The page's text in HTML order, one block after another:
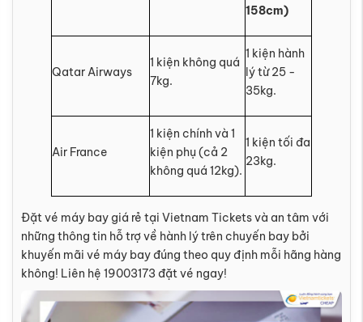
158cm)
Qatar Airways
1 kiện không quá
7kg.
1 kiện hành
lý từ 25 -
35kg.
Air France
1 kiện chính và 1
kiện phụ (cả 2
không quá 12kg).
1 kiện tối đa
23kg.
Đặt vé máy bay giá rẻ tại Vietnam Tickets và an tâm với
những thông tin hỗ trợ về hành lý trên chuyến bay bởi
khuyến mãi vé máy bay đúng theo quy định mỗi hãng hàng
không! Liên hệ 19003173 đặt vé ngay!